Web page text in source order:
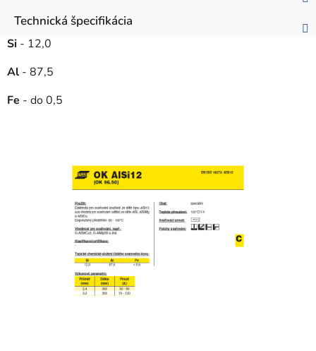
Technická špecifikácia
Si - 12,0
Al - 87,5
Fe - do 0,5